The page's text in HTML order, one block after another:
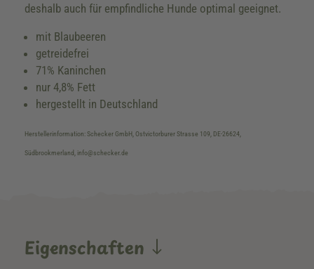
deshalb auch für empfindliche Hunde optimal geeignet.
mit Blaubeeren
getreidefrei
71% Kaninchen
nur 4,8% Fett
hergestellt in Deutschland
Herstellerinformation: Schecker GmbH, Ostvictorburer Strasse 109, DE-26624,
Südbrookmerland, info@schecker.de
Eigenschaften